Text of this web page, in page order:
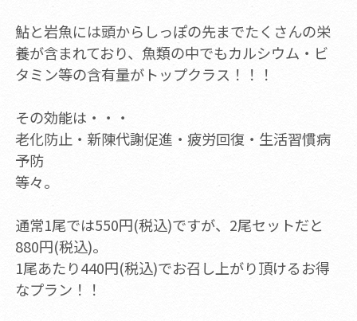
鮎と岩魚には頭からしっぽの先までたくさんの栄
養が含まれており、魚類の中でもカルシウム・ビ
タミン等の含有量がトップクラス！！！
その効能は・・・
老化防止・新陳代謝促進・疲労回復・生活習慣病
予防
等々。
通常1尾では550円(税込)ですが、2尾セットだと
880円(税込)。
1尾あたり440円(税込)でお召し上がり頂けるお得
なプラン！！